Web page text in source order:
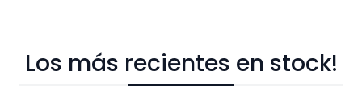
Los más recientes en stock!